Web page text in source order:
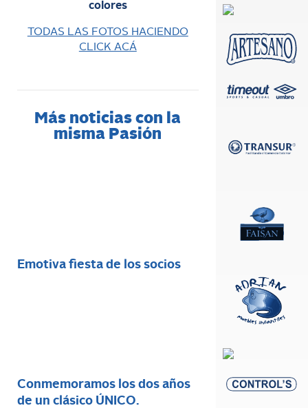
colores
TODAS LAS FOTOS HACIENDO
CLICK ACÁ
Más noticias con la
misma Pasión
Emotiva fiesta de los socios
Conmemoramos los dos años
de un clásico ÚNICO.